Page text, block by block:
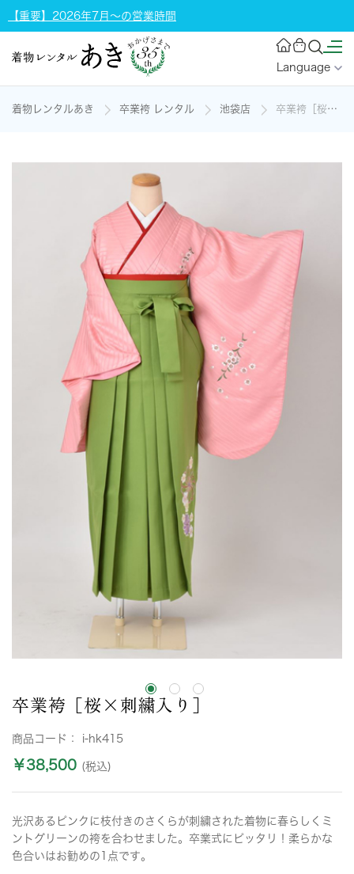
【重要】2026年7月～の営業時間
Language
着物レンタルあき 卒業袴 レンタル 池袋店 卒業袴［桜×刺繍入り］の着物レンタル
卒業袴［桜×刺繍入り］
商品コード： i-hk415
￥38,500 (税込)
光沢あるピンクに枝付きのさくらが刺繍された着物に春らしくミ
ントグリーンの袴を合わせました。卒業式にピッタリ！柔らかな
色合いはお勧めの1点です。